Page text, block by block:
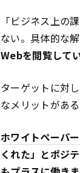
「ビジネス上の
ない。具体的な
Webを閲覧して
ターゲットに対
なメリットがある
ホワイトペーパー
くれた」とポジ